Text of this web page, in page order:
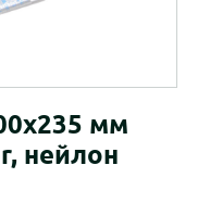
мм
нейлон